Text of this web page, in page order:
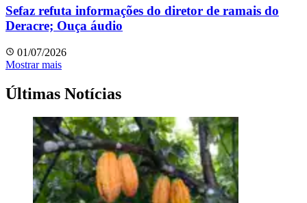
Sefaz refuta informações do diretor de ramais do
Deracre; Ouça áudio
01/07/2026
Mostrar mais
Últimas Notícias